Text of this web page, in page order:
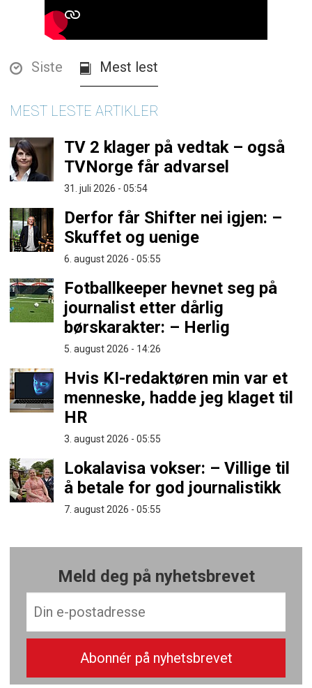
Siste Mest lest
MEST LESTE ARTIKLER
TV 2 klager på vedtak – også
TVNorge får advarsel
31. juli 2026 - 05:54
Derfor får Shifter nei igjen: –
Skuffet og uenige
6. august 2026 - 05:55
Fotballkeeper hevnet seg på
journalist etter dårlig
børskarakter: – Herlig
5. august 2026 - 14:26
Hvis KI-redaktøren min var et
menneske, hadde jeg klaget til
HR
3. august 2026 - 05:55
Lokalavisa vokser: – Villige til
å betale for god journalistikk
7. august 2026 - 05:55
Meld deg på nyhetsbrevet